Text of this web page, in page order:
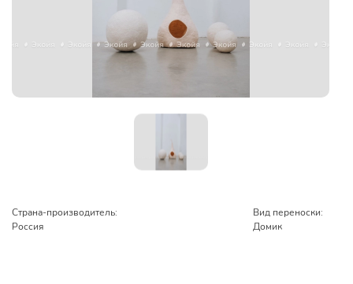
Страна-производитель:
Россия
Вид переноски:
Домик